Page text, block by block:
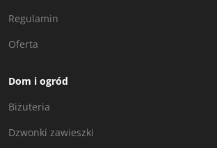
Regulamin
Oferta
Dom i ogród
Biżuteria
Dzwonki zawieszki